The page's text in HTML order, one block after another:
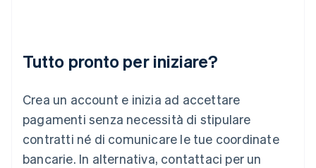
Tutto pronto per iniziare?
Crea un account e inizia ad accettare
pagamenti senza necessità di stipulare
contratti né di comunicare le tue coordinate
bancarie. In alternativa, contattaci per un
Malta
English
EspañolEnglish
Norvegia
English
Nuova Zelanda
English